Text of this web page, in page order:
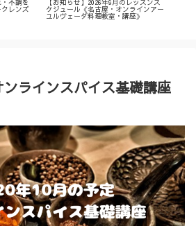
不調を
レンズ
【お知らせ】2026年9月のレッスンス
ケジュール《名古屋・オンラインアー
ユルヴェーダ料理教室・講座》
ンラインスパイス基礎講座